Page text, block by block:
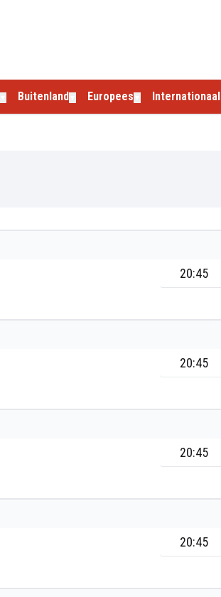
Buitenland Europees Internationaal
20:45
20:45
20:45
20:45